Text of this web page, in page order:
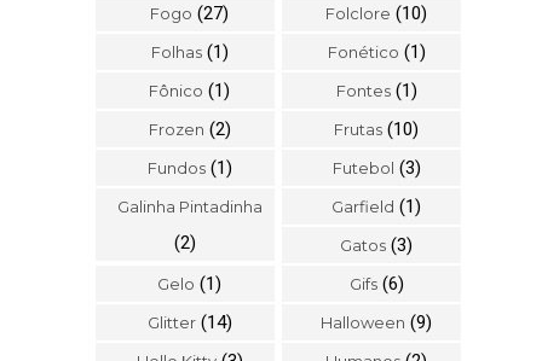
Fogo (27) Folclore (10)
Folhas (1) Fonético (1)
Fônico (1) Fontes (1)
Frozen (2) Frutas (10)
Fundos (1) Futebol (3)
Galinha Pintadinha
(2)
Garfield (1)
Gatos (3)
Gelo (1) Gifs (6)
Glitter (14) Halloween (9)